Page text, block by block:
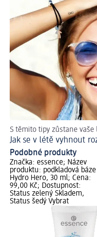
S těmito tipy zůstane
Jak se v létě vyhnout
Podobné produkty
Značka: essence; Název
produktu: podkladová báze
Hydro Hero, 30 ml; Cena:
99,00 Kč; Dostupnost:
Status zelený Skladem,
Status šedý Vybrat